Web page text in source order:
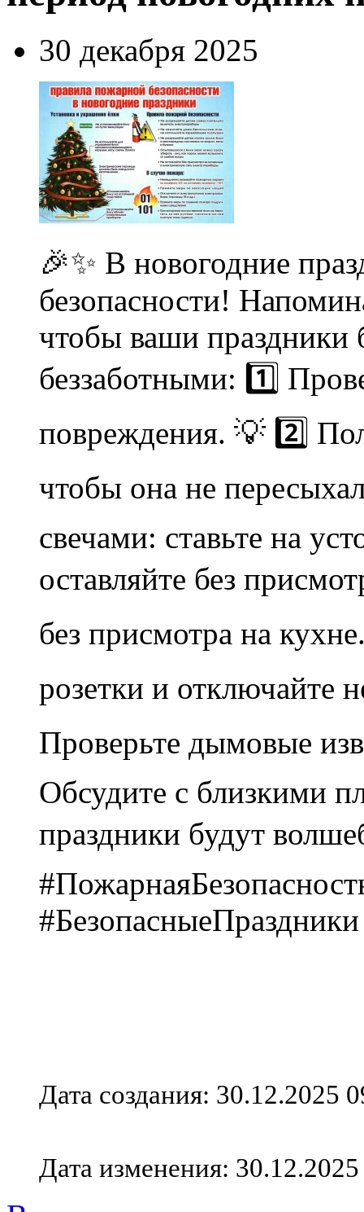
30 декабря 2025
🎉✨ В новогодние
безопасности!
чтобы ваши
беззаботными: 1️⃣
повреждения. 💡 2️⃣
чтобы она не
свечами: ставьте на
оставляйте без
без присмотра на
розетки и отключайте
Проверьте дымовые
Обсудите с близкими
праздники будут
#БезопасныеПраздники
Дата создания: 30.12.2025
Дата изменения: